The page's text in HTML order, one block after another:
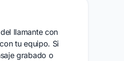
llamante con
tu equipo. Si
grabado o